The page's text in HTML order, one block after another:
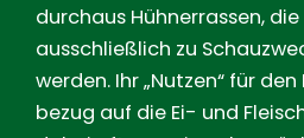
durchaus Hühnerrassen,
ausschließlich zu
werden. Ihr „Nutzen“ für
bezug auf die Ei- und